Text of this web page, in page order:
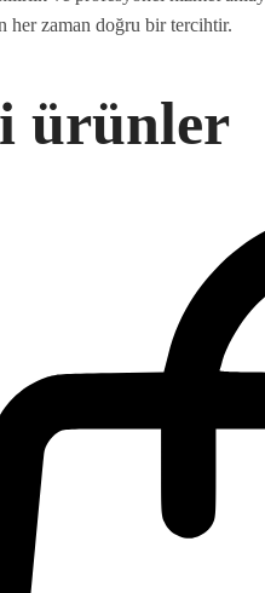
her zaman doğru bir tercihtir.
ürünler